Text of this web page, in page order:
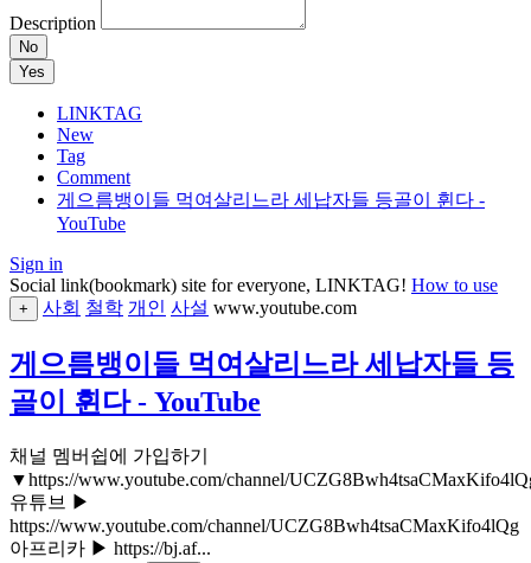
Description
No
Yes
LINKTAG
New
Tag
Comment
게으름뱅이들 먹여살리느라 세납자들 등골이 휜다 -
YouTube
Sign in
Social link(bookmark) site for everyone, LINKTAG! How to use
+ 사회 철학 개인 사설 www.youtube.com
게으름뱅이들 먹여살리느라 세납자들 등
골이 휜다 - YouTube
채널 멤버쉽에 가입하기
▼https://www.youtube.com/channel/
유튜브 ▶
https://www.youtube.com/channel/UCZG8Bwh4tsaCMaxKifo4lQg
아프리카 ▶ https://bj.af...